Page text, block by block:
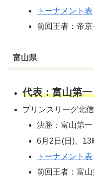
トーナメント表
前回王者：帝京
富山県
代表：富山第
プリンスリーグ北
決勝：富山第
6月2日(日)、
トーナメント表
前回王者：富山